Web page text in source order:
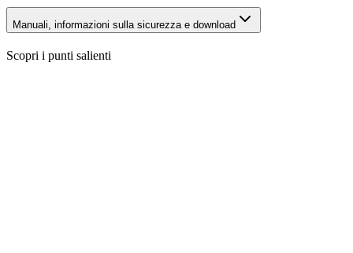
Manuali, informazioni sulla sicurezza e download
Scopri i punti salienti